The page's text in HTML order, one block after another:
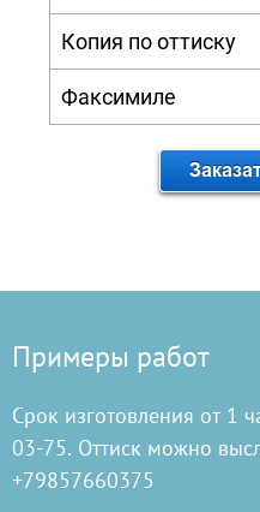
Копия по оттиску
Факсимиле
Примеры работ
Срок изготовления от 1
03-75. Оттиск можно
+79857660375